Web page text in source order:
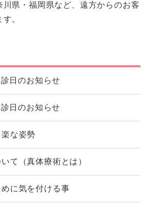
川県・福岡県など、遠方からのお客
。
日のお知らせ
日のお知らせ
な姿勢
て（真体療術とは）
に気を付ける事